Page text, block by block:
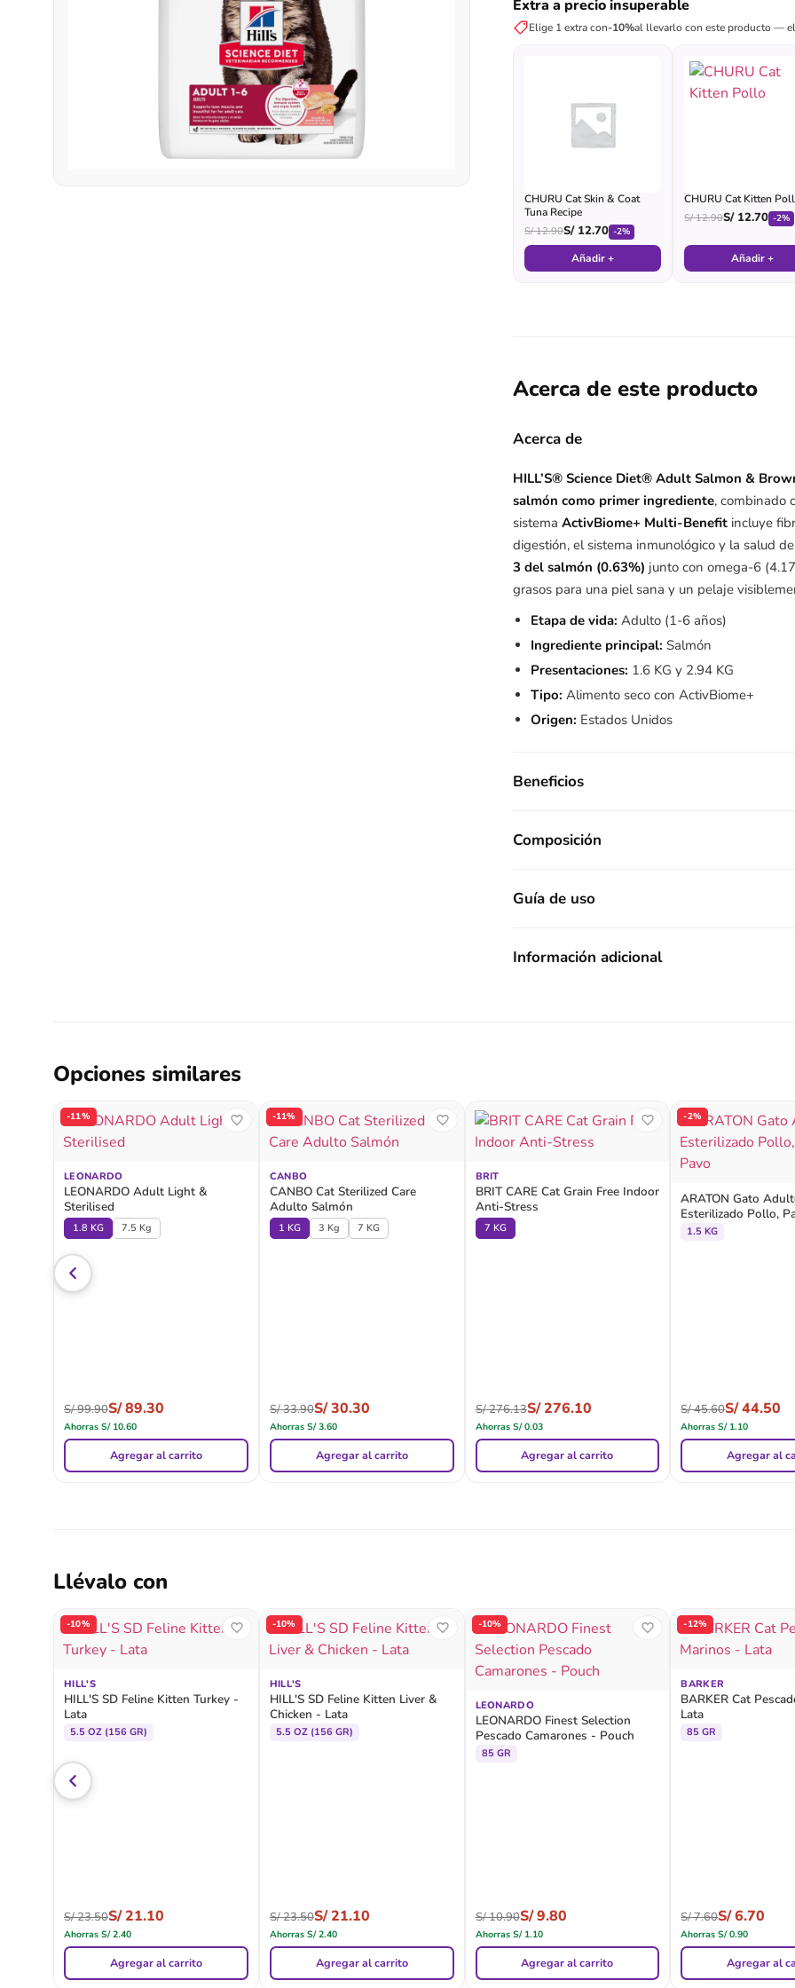
Extra a precio insuperable
Elige 1 extra con-10%al llevarlo con este producto —
CHURU Cat Skin & Coat
Tuna Recipe
S/12.90S/12.70 -2%
Añadir +
CHURU Cat Kitten
S/12.90S/12.70 -2%
Añadir +
Acerca de este producto
Acerca de
HILL’S® Science Diet® Adult Salmon &
salmón como primer ingrediente, combinado
sistemaActivBiome+ Multi-Benefit incluye
digestión, el sistema inmunológico y la salud
3 del salmón (0.63%) junto con omega-6
grasos para una piel sana y un pelaje
Etapa de vida: Adulto (1-6 años)
Ingrediente principal: Salmón
Presentaciones: 1.6 KG y 2.94 KG
Tipo: Alimento seco con ActivBiome+
Origen: Estados Unidos
Beneficios
Composición
Guía de uso
Información adicional
Opciones similares
-11%
LEONARDO
LEONARDO Adult Light &
Sterilised
1.8 KG 7.5 Kg
S/99.90S/89.30
Ahorras S/10.60
Agregar al carrito
-11%
CANBO
CANBO Cat Sterilized Care
Adulto Salmón
1 KG 3 Kg 7 KG
S/33.90S/30.30
Ahorras S/3.60
Agregar al carrito
BRIT
BRIT CARE Cat Grain Free Indoor
Anti-Stress
7 KG
S/276.13S/276.10
Ahorras S/0.03
Agregar al carrito
-2%
ARATON Gato
Esterilizado Pollo,
1.5 KG
S/45.60S/44.50
AhorrasS/1.10
Agregar al
Llévalo con
-10%
HILL'S
HILL'S SD Feline Kitten Turkey -
Lata
5.5 OZ (156 GR)
S/23.50S/21.10
Ahorras S/2.40
Agregar al carrito
-10%
HILL'S
HILL'S SD Feline Kitten Liver &
Chicken - Lata
5.5 OZ (156 GR)
S/23.50S/21.10
Ahorras S/2.40
Agregar al carrito
-10%
LEONARDO
LEONARDO Finest Selection
Pescado Camarones - Pouch
85 GR
S/10.90S/9.80
Ahorras S/1.10
Agregar al carrito
-12%
BARKER
BARKER Cat
Lata
85 GR
S/7.60S/6.70
AhorrasS/0.90
Agregar al